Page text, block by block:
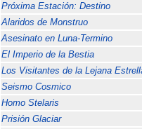
Próxima Estación: Destino
Alaridos de Monstruo
Asesinato en Luna-Termino
El Imperio de la Bestia
Los Visitantes de la Lejana
Seismo Cosmico
Homo Stelaris
Prisión Glaciar